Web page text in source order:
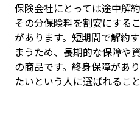
保険会社にとっては途中解
その分保険料を割安にする
があります。短期間で解約
まうため、長期的な保障や
の商品です。終身保障があ
たいという人に選ばれるこ